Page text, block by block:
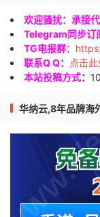
欢迎骚扰：承接
Telegram同步订
TG电报群：
联系Q Q：
点击
本站投稿方式：
华纳云,8年品牌海